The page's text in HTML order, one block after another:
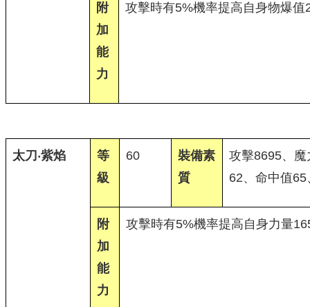
附
加
能
力
攻擊時有5%機率提高自身物爆值
太刀‧紫焰
等
級
60
裝備素
質
攻擊8695、
62、命中值
附
加
能
力
攻擊時有5%機率提高自身力量